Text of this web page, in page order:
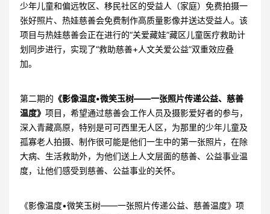
少年儿童和偏远牧区、移民社区的受益人（家庭）免费拍摄一
张好照片、热娃慈善会免费制作高质量影像并送达受益人。该
项目与热娃慈善会正在进行的“关爱藏娃”藏区儿童医疗救助计
划同步进行，实现了“救助慈善+人文关爱公益”双重效应叠
加。
第二期的 《影像温度•微笑玉树——一张照片传递公益、慈善
温度》 项目，希望通过慈善会工作人员及摄影爱好者的参与，
深入青藏高原，特别是可可西里无人区，为那里的少年儿童及
孤寡老人拍摄、制作很可能是他们一生中的第一张照片，在除
大病、生活救助外，为他们送上人文层面的慈善、公益事业温
度，让他们感受到慈善、公益事业的关怀。
《影像温度•微笑玉树——一张照片传递公益、慈善温度》项